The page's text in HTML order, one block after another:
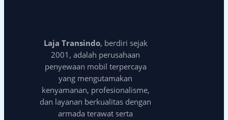
Laja Transindo, berdiri sejak
2001, adalah perusahaan
penyewaan mobil terpercaya
yang mengutamakan
kenyamanan, profesionalisme,
dan layanan berkualitas dengan
armada terawat serta